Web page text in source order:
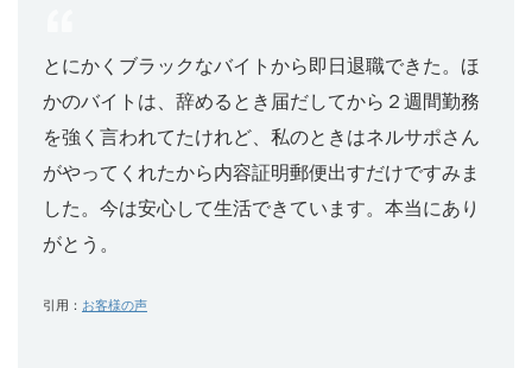
とにかくブラックなバイトから即日退職できた。ほ
かのバイトは、辞めるとき届だしてから２週間勤務
を強く言われてたけれど、私のときはネルサポさん
がやってくれたから内容証明郵便出すだけですみま
した。今は安心して生活できています。本当にあり
がとう。
引用： お客様の声